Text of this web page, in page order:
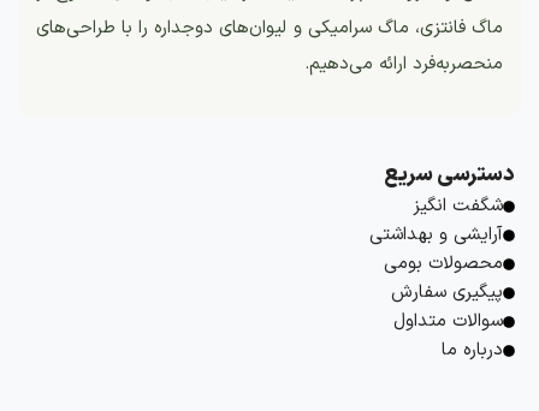
ماگ فانتزی، ماگ سرامیکی و لیوان‌های دوجداره را با طراحی‌های
منحصربه‌فرد ارائه می‌دهیم.
دسترسی سریع
شگفت انگیز
آرایشی و بهداشتی
محصولات بومی
پیگیری سفارش
سوالات متداول
درباره ما